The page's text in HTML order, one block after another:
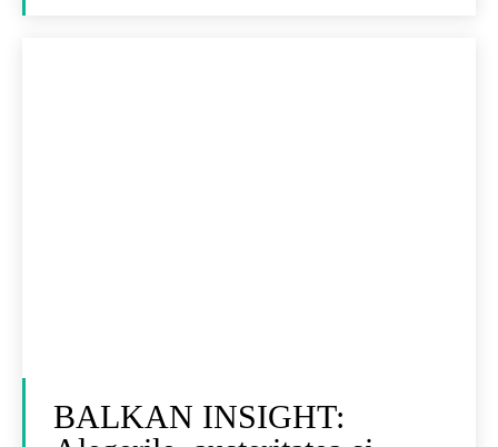
BALKAN INSIGHT: